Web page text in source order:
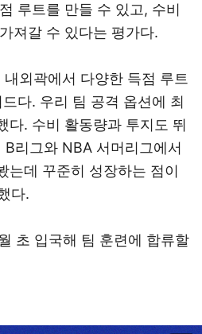
루트를 만들 수 있고, 수비
져갈 수 있다는 평가다.
외곽에서 다양한 득점 루트
다. 우리 팀 공격 옵션에 최
다. 수비 활동량과 투지도 뛰
리그와 NBA 서머리그에서
는데 꾸준히 성장하는 점이
다.
초 입국해 팀 훈련에 합류할